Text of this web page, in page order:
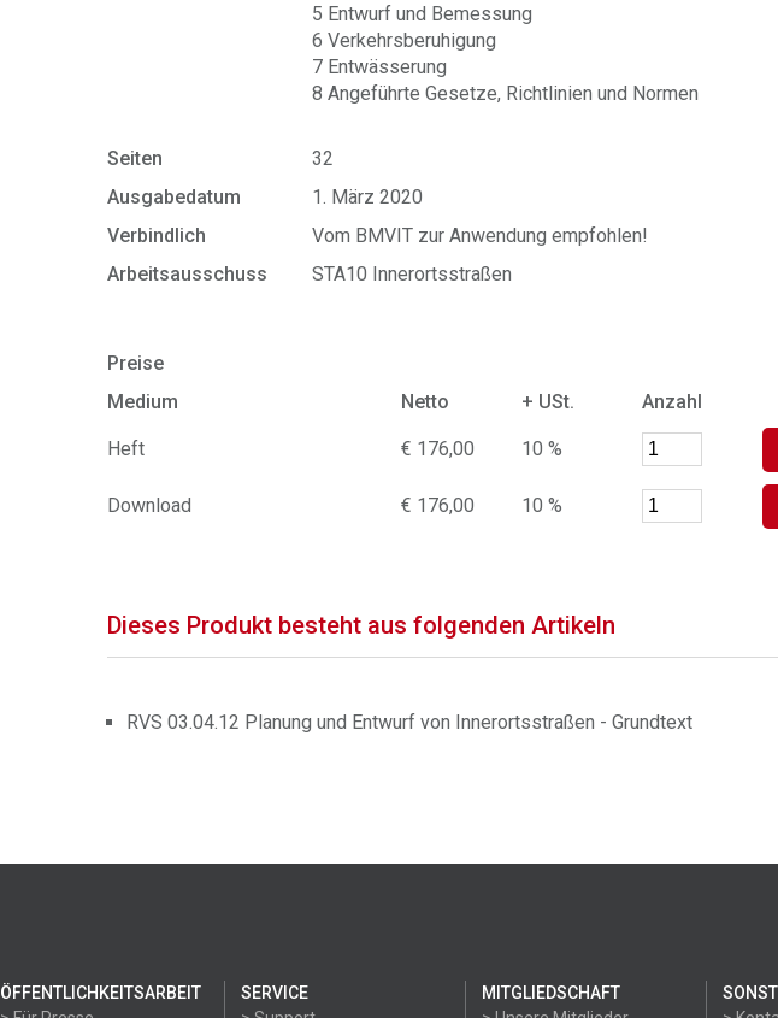
5 Entwurf und Bemessung
6 Verkehrsberuhigung
7 Entwässerung
8 Angeführte Gesetze, Richtlinien und Normen
Seiten
32
Ausgabedatum
1. März 2020
Verbindlich
Vom BMVIT zur Anwendung empfohlen!
Arbeitsausschuss
STA10 Innerortsstraßen
Preise
Medium
Netto + USt. Anzahl
Heft € 176,00 10 %
Download € 176,00 10 %
Dieses Produkt besteht aus folgenden Artikeln
RVS 03.04.12 Planung und Entwurf von Innerortsstraßen - Grundtext
ÖFFENTLICHKEITSARBEIT
SERVICE
MITGLIEDSCHAFT